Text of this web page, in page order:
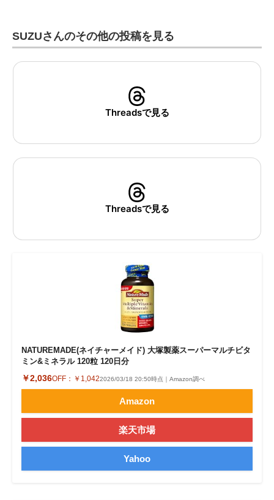
SUZUさんのその他の投稿を見る
Threadsで見る
Threadsで見る
NATUREMADE(ネイチャーメイド) 大塚製薬スーパーマルチビタ
ミン&ミネラル 120粒 120日分
￥2,036OFF： ￥1,0422026/03/18 20:50時点｜Amazon調べ
Amazon
楽天市場
Yahoo